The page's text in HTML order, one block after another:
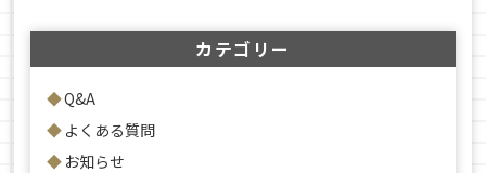
カテゴリー
Q&A
よくある質問
お知らせ